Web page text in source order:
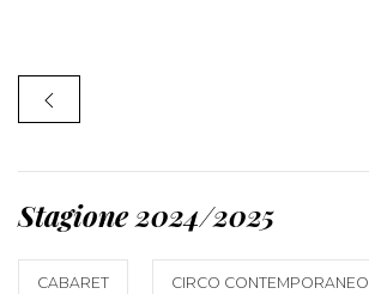
Stagione 2024/2025
CABARET CIRCO CONTEMPORANEO